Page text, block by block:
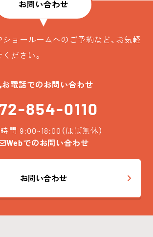
お問い合わせ
ョールームへのご予約など、お気軽
ださい。
お電話でのお問い合わせ
854-0110
間 9:00~18:00（ほぼ無休）
Webでのお問い合わせ
お問い合わせ